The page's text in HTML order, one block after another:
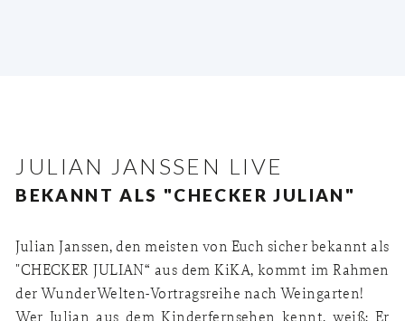
JULIAN JANSSEN LIVE
BEKANNT ALS "CHECKER JULIAN"
Julian Janssen, den meisten von Euch sicher bekannt als
"CHECKER JULIAN“ aus dem KiKA, kommt im Rahmen
der WunderWelten-Vortragsreihe nach Weingarten!
Wer Julian aus dem Kinderfernsehen kennt, weiß: Er